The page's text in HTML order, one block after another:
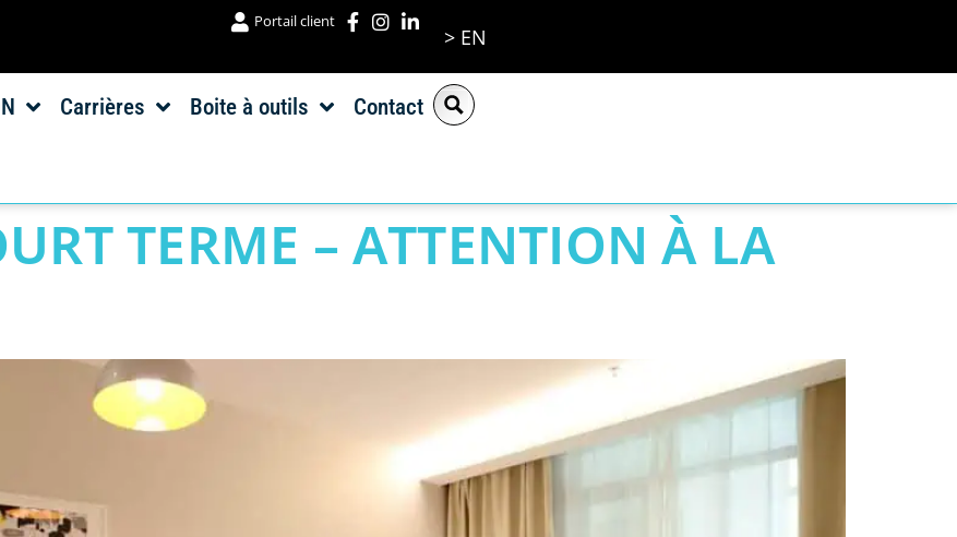
Portail client
> EN
Carrières Boite à outils Contact
TERME – ATTENTION À LA